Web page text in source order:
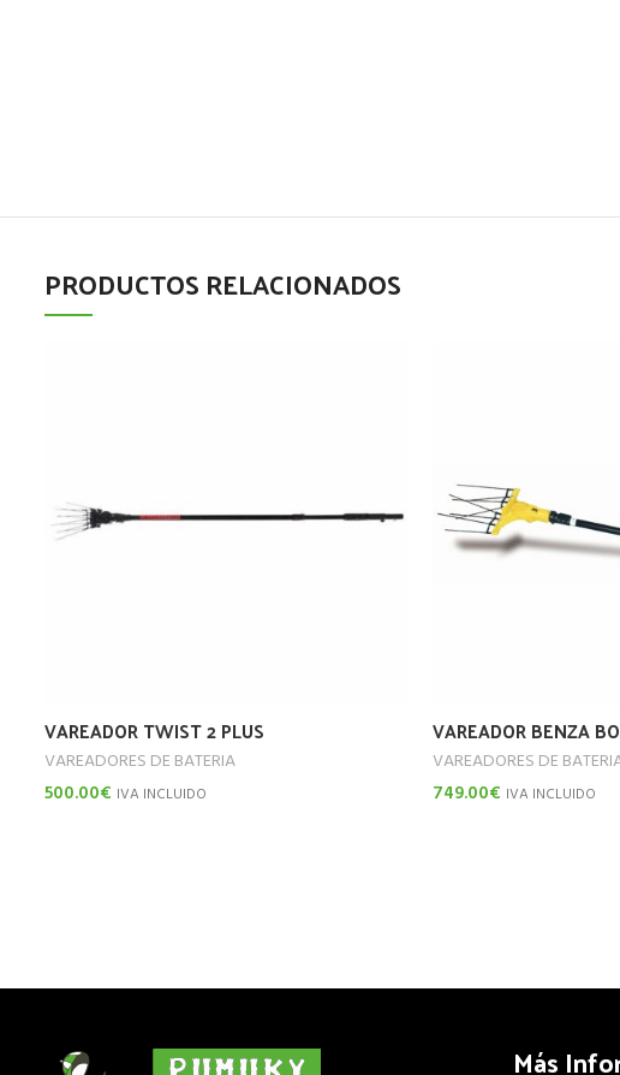
PRODUCTOS RELACIONADOS
VAREADOR TWIST 2 PLUS
VAREADORES DE BATERIA
500.00€ IVA INCLUIDO
VAREADOR BENZA
VAREADORES DE
749.00€ IVA INCLUIDO
Más